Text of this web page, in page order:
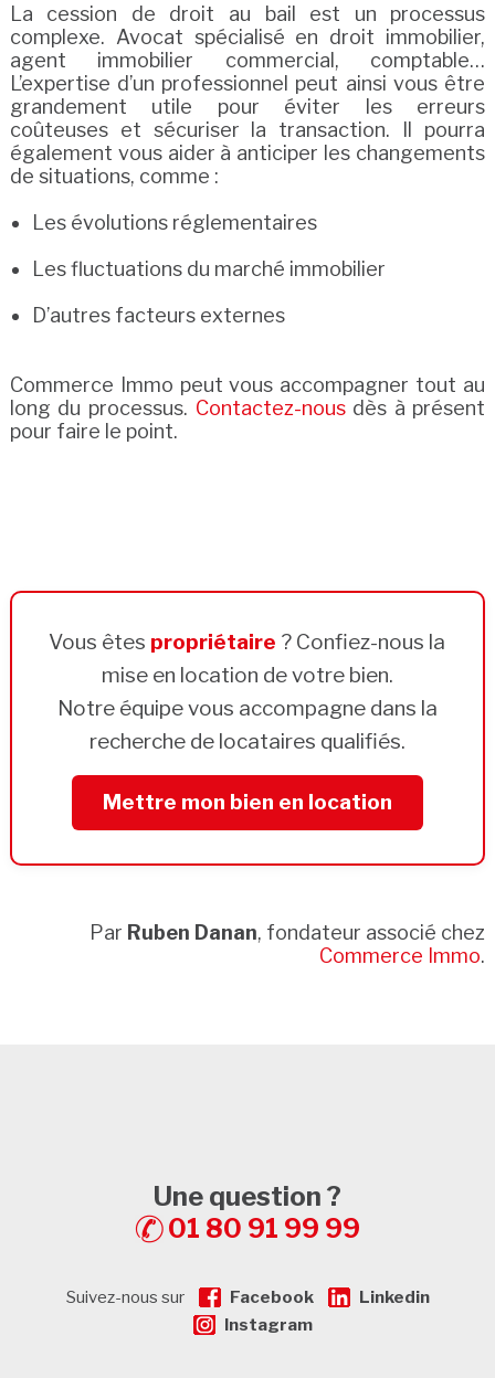
La cession de droit au bail est un processus
complexe. Avocat spécialisé en droit immobilier,
agent immobilier commercial, comptable…
L’expertise d’un professionnel peut ainsi vous être
grandement utile pour éviter les erreurs
coûteuses et sécuriser la transaction. Il pourra
également vous aider à anticiper les changements
de situations, comme :
Les évolutions réglementaires
Les fluctuations du marché immobilier
D’autres facteurs externes
Commerce Immo peut vous accompagner tout au
long du processus. Contactez-nousdès à présent
pour faire le point.
Vous êtes propriétaire ? Confiez-nous la
mise en location de votre bien.
Notre équipe vous accompagne dans la
recherche de locataires qualifiés.
Mettre mon bien en location
Par Ruben Danan, fondateur associé chez
Commerce Immo.
Une question ?
01 80 91 99 99
Suivez-nous sur Facebook
Linkedin
Instagram